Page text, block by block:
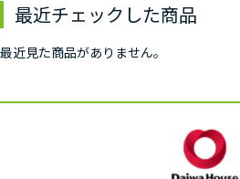
最近チェックした商品
最近見た商品がありません。